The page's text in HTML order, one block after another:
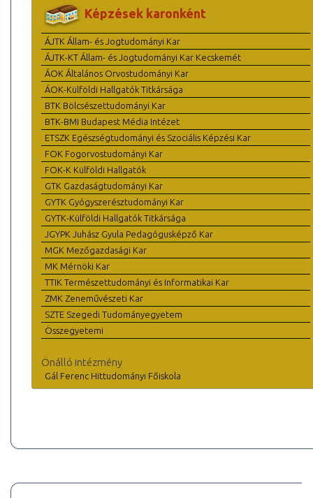
Képzések karonként
ÁJTK Állam- és Jogtudományi Kar
ÁJTK-KT Állam- és Jogtudományi Kar Kecskemét
ÁOK Általános Orvostudományi Kar
ÁOK-Külföldi Hallgatók Titkársága
BTK Bölcsészettudományi Kar
BTK-BMI Budapest Média Intézet
ETSZK Egészségtudományi és Szociális Képzési Kar
FOK Fogorvostudományi Kar
FOK-K Külföldi Hallgatók
GTK Gazdaságtudományi Kar
GYTK Gyógyszerésztudományi Kar
GYTK-Külföldi Hallgatók Titkársága
JGYPK Juhász Gyula Pedagógusképző Kar
MGK Mezőgazdasági Kar
MK Mérnöki Kar
TTIK Természettudományi és Informatikai Kar
ZMK Zeneművészeti Kar
SZTE Szegedi Tudományegyetem
Összegyetemi
Önálló intézmény
Gál Ferenc Hittudományi Főiskola